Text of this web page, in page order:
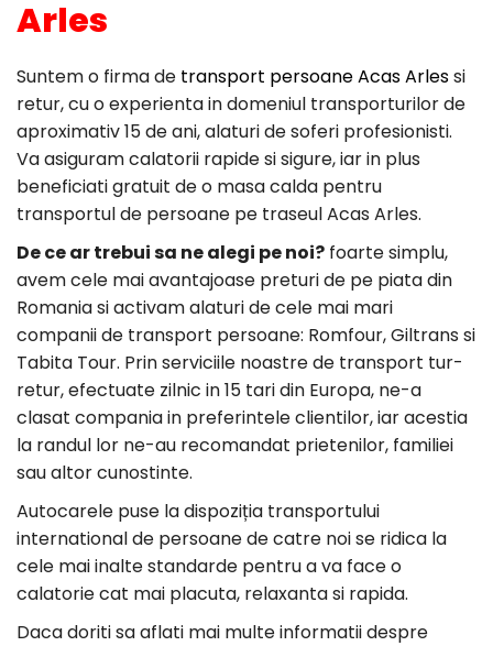
Arles
Suntem o firma de transport persoane Acas Arlessi
retur, cu o experienta in domeniul transporturilor de
aproximativ 15 de ani, alaturi de soferi profesionisti.
Va asiguram calatorii rapide si sigure, iar in plus
beneficiati gratuit de o masa calda pentru
transportul de persoane pe traseul Acas Arles.
De ce ar trebui sa ne alegi pe noi? foarte simplu,
avem cele mai avantajoase preturi de pe piata din
Romania si activam alaturi de cele mai mari
companii de transport persoane: Romfour, Giltrans si
Tabita Tour. Prin serviciile noastre de transport tur-
retur, efectuate zilnic in 15 tari din Europa, ne-a
clasat compania in preferintele clientilor, iar acestia
la randul lor ne-au recomandat prietenilor, familiei
sau altor cunostinte.
Autocarele puse la dispoziția transportului
international de persoane de catre noi se ridica la
cele mai inalte standarde pentru a va face o
calatorie cat mai placuta, relaxanta si rapida.
Daca doriti sa aflati mai multe informatii despre